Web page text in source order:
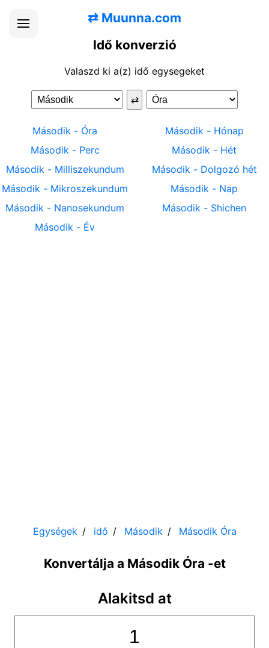
⇄ Muunna.com
Idő konverzió
Valaszd ki a(z) idő egysegeket
⇄
Második - Óra
Második - Perc
Második - Milliszekundum
Második - Mikroszekundum
Második - Nanosekundum
Második - Év
Második - Hónap
Második - Hét
Második - Dolgozó hét
Második - Nap
Második - Shichen
Egységek idő Második Második Óra
Konvertálja a Második Óra -et
Alakitsd at